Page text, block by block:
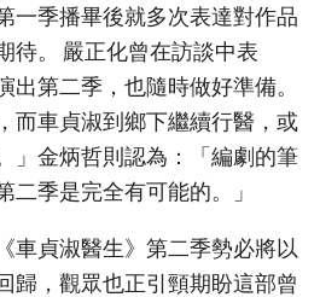
一季播畢後就多次表達對作品
待。 嚴正化曾在訪談中表
出第二季，也隨時做好準備。
而車貞淑到鄉下繼續行醫，或
」金炳哲則認為：「編劇的筆
二季是完全有可能的。」
車貞淑醫生》第二季勢必將以
歸，觀眾也正引頸期盼這部曾